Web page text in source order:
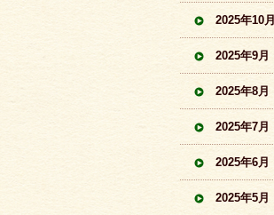
2025年10月
2025年9月
2025年8月
2025年7月
2025年6月
2025年5月